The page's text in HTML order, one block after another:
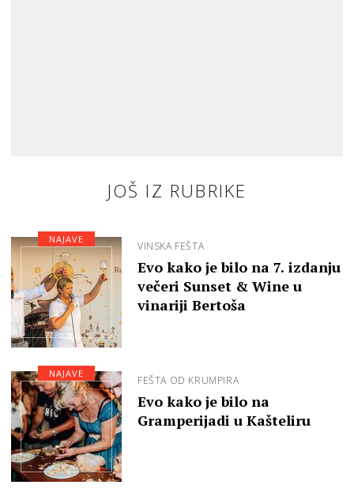
JOŠ IZ RUBRIKE
VINSKA FEŠTA
Evo kako je bilo na 7. izdanju
večeri Sunset & Wine u
vinariji Bertoša
NAJAVE
FEŠTA OD KRUMPIRA
Evo kako je bilo na
Gramperijadi u Kašteliru
NAJAVE